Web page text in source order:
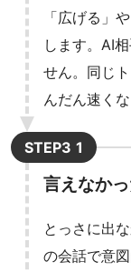
「広げる」
します。AI
せん。同じ
んだん速く
STEP3
言えなか
とっさに出
の会話で意